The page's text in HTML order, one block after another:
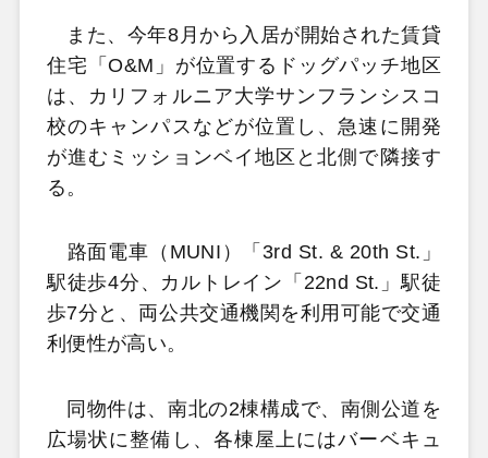
また、今年8月から入居が開始された賃貸
住宅「O&M」が位置するドッグパッチ地区
は、カリフォルニア大学サンフランシスコ
校のキャンパスなどが位置し、急速に開発
が進むミッションベイ地区と北側で隣接す
る。
路面電車（MUNI）「3rd St. & 20th St.」
駅徒歩4分、カルトレイン「22nd St.」駅徒
歩7分と、両公共交通機関を利用可能で交通
利便性が高い。
同物件は、南北の2棟構成で、南側公道を
広場状に整備し、各棟屋上にはバーベキュ